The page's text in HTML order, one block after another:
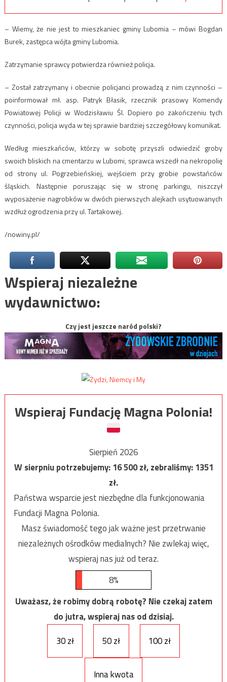
– Wiemy, że nie jest to mieszkaniec gminy Lubomia – mówi Bogdan
Burek, zastępca wójta gminy Lubomia.
Zatrzymanie sprawcy potwierdza również policja.
– Został zatrzymany i obecnie policjanci prowadzą z nim czynności –
poinformował mł. asp. Patryk Błasik, rzecznik prasowy Komendy
Powiatowej Policji w Wodzisławiu Śl. Dopiero po zakończeniu tych
czynności, policja wyda w tej sprawie bardziej szczegółowy komunikat.
Według mieszkańców, którzy w sobotę przyszli odwiedzić groby
swoich bliskich na cmentarzu w Lubomi, sprawca wszedł na nekropolię
od strony ul. Pogrzebieńskiej, wejściem przy grobie powstańców
śląskich. Następnie poruszając się w stronę parkingu, niszczył
wyposażenie nagrobków w dwóch pierwszych alejkach usytuowanych
wzdłuż ogrodzenia przy ul. Tartakowej.
/nowiny.pl/
Wspieraj niezależne
wydawnictwo:
Czy jest jeszcze naród polski?
Wspieraj Fundację Magna Polonia!
Sierpień 2026
W sierpniu potrzebujemy:16 500zł, zebraliśmy:1351
zł.
Państwa wsparcie jest niezbędne dla funkcjonowania
Fundacji Magna Polonia.
Masz świadomość tego jak ważne jest przetrwanie
niezależnych ośrodków medialnych? Nie zwlekaj więc,
wspieraj nas już od teraz.
8%
Uważasz, że robimy dobrą robotę? Nie czekaj zatem
do jutra, wspieraj nas od dzisiaj.
30 zł
50 zł 100 zł
Inna kwota